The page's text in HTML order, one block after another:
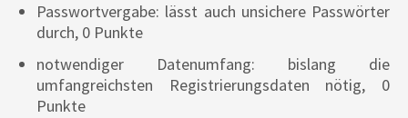
Passwortvergabe: lässt auch unsichere Passwörter
durch, 0 Punkte
notwendiger Datenumfang: bislang die
umfangreichsten Registrierungsdaten nötig, 0
Punkte